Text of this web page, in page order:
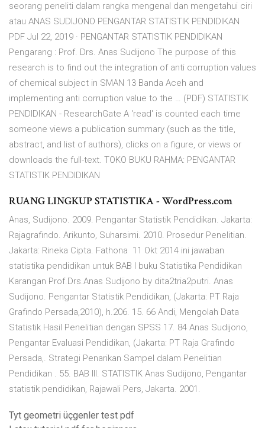
seorang peneliti dalam rangka mengenal dan mengetahui ciri
atau ANAS SUDIJONO PENGANTAR STATISTIK PENDIDIKAN
PDF Jul 22, 2019 · PENGANTAR STATISTIK PENDIDIKAN
Pengarang : Prof. Drs. Anas Sudijono The purpose of this
research is to find out the integration of anti corruption values
of chemical subject in SMAN 13 Banda Aceh and
implementing anti corruption value to the … (PDF) STATISTIK
PENDIDIKAN - ResearchGate A 'read' is counted each time
someone views a publication summary (such as the title,
abstract, and list of authors), clicks on a figure, or views or
downloads the full-text. TOKO BUKU RAHMA: PENGANTAR
STATISTIK PENDIDIKAN
RUANG LINGKUP STATISTIKA - WordPress.com
Anas, Sudijono. 2009. Pengantar Statistik Pendidikan. Jakarta:
Rajagrafindo. Arikunto, Suharsimi. 2010. Prosedur Penelitian.
Jakarta: Rineka Cipta. Fathona 11 Okt 2014 ini jawaban
statistika pendidikan untuk BAB I buku Statistika Pendidikan
Karangan Prof.Drs.Anas Sudijono by dita2tria2putri. Anas
Sudijono. Pengantar Statistik Pendidikan, (Jakarta: PT Raja
Grafindo Persada,2010), h.206. 15. 66 Andi, Mengolah Data
Statistik Hasil Penelitian dengan SPSS 17. 84 Anas Sudijono,
Pengantar Evaluasi Pendidikan, (Jakarta: PT Raja Grafindo
Persada,. Strategi Penarikan Sampel dalam Penelitian
Pendidikan . 55. BAB III. STATISTIK Anas Sudijono, Pengantar
statistik pendidikan, Rajawali Pers, Jakarta. 2001.
Tyt geometri üçgenler test pdf